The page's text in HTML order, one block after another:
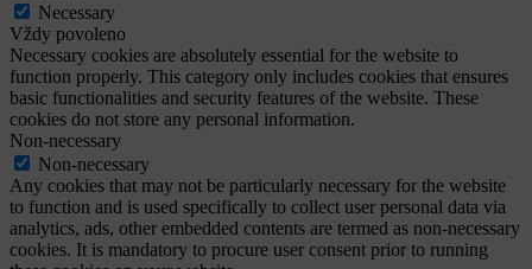
Necessary
Vždy povoleno
Necessary cookies are absolutely essential for the website to
function properly. This category only includes cookies that ensures
basic functionalities and security features of the website. These
cookies do not store any personal information.
Non-necessary
Non-necessary
Any cookies that may not be particularly necessary for the website
to function and is used specifically to collect user personal data via
analytics, ads, other embedded contents are termed as non-necessary
cookies. It is mandatory to procure user consent prior to running